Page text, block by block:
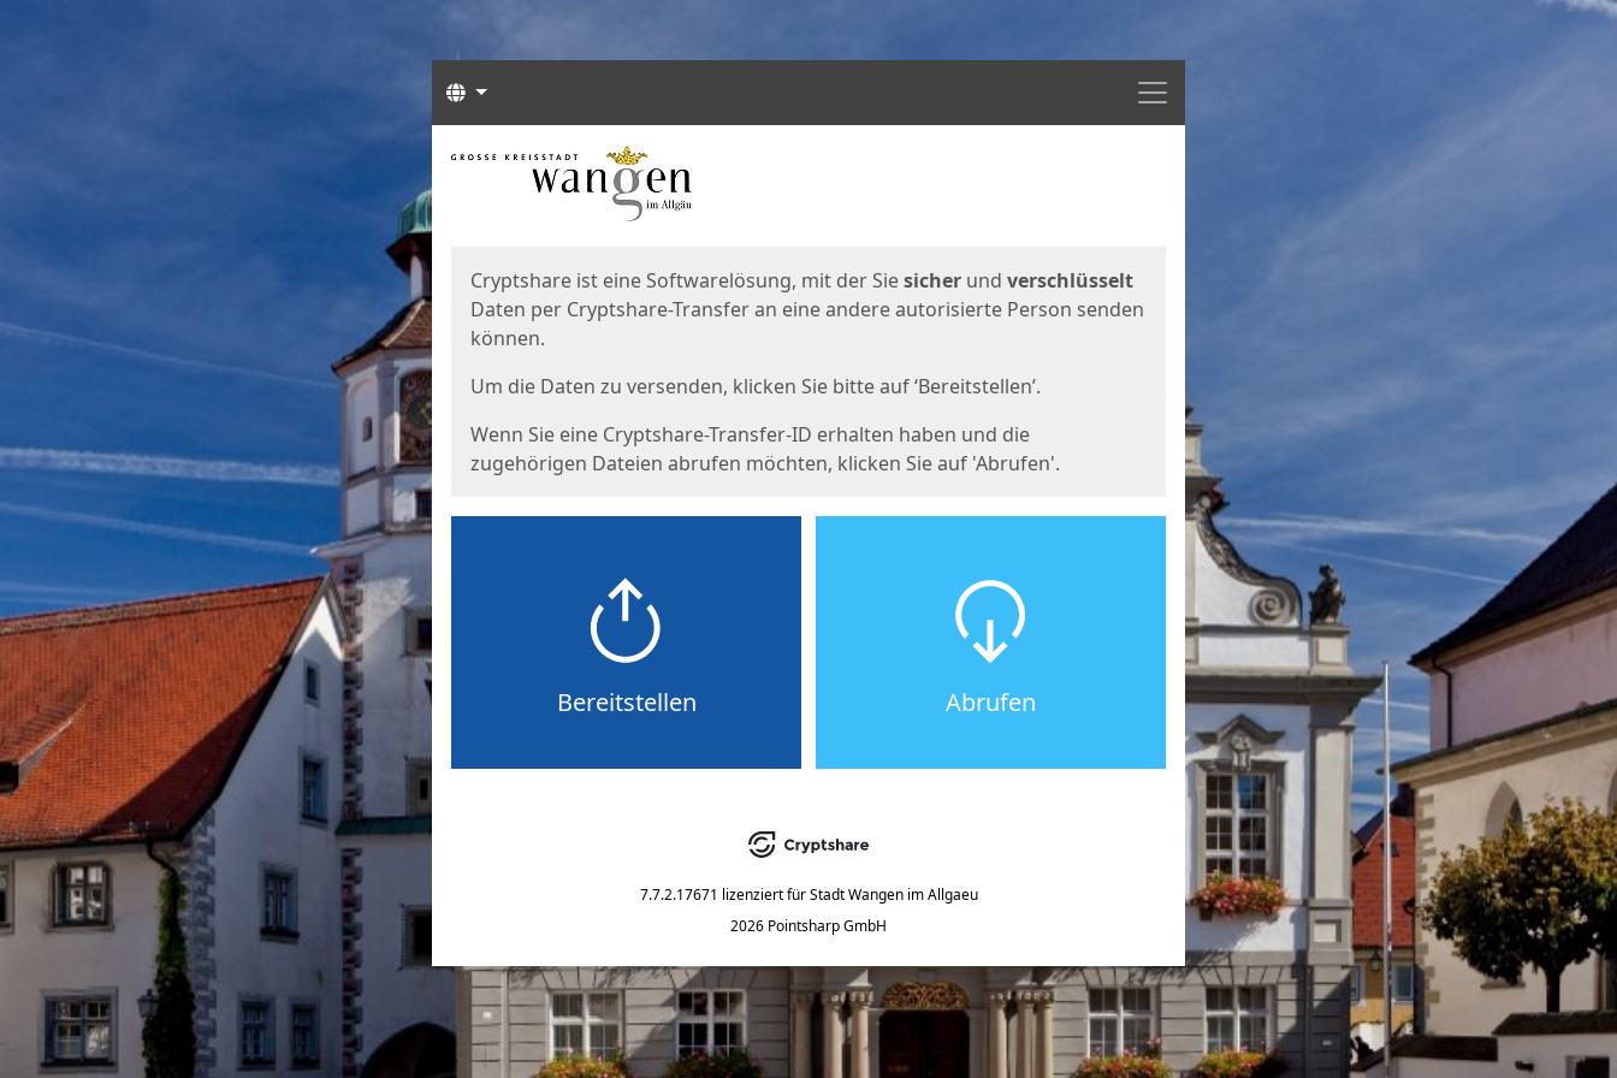
Menü
Sprachen
Start
Cryptshare ist eine Softwarelösung, mit der Siesicher und verschlüsselt
Daten per Cryptshare-Transfer an eine andere autorisierte Person senden
können.
Um die Daten zu versenden, klicken Sie bitte auf ‘Bereitstellen’.
Wenn Sie eine Cryptshare-Transfer-ID erhalten haben und die
zugehörigen Dateien abrufen möchten, klicken Sie auf 'Abrufen'.
Bereitstellen Abrufen
7.7.2.17671 lizenziert für Stadt Wangen im Allgaeu
2026 Pointsharp GmbH